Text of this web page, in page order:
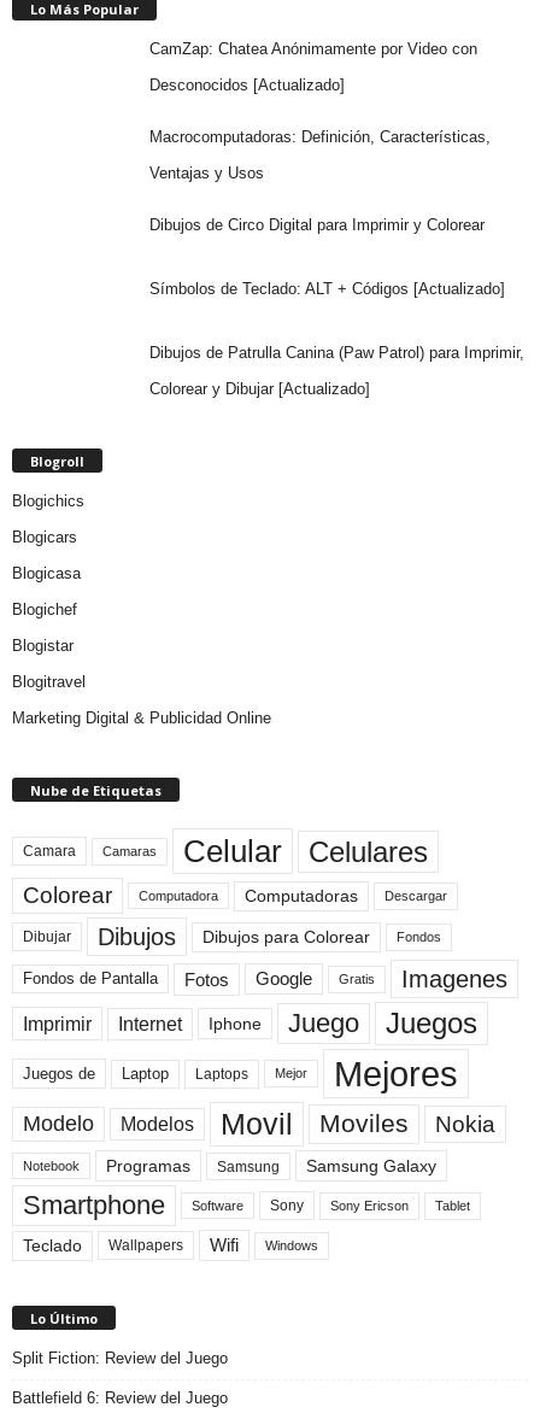
Lo Más Popular
CamZap: Chatea Anónimamente por Video con
Desconocidos [Actualizado]
Macrocomputadoras: Definición, Características,
Ventajas y Usos
Dibujos de Circo Digital para Imprimir y Colorear
Símbolos de Teclado: ALT + Códigos [Actualizado]
Dibujos de Patrulla Canina (Paw Patrol) para Imprimir,
Colorear y Dibujar [Actualizado]
Blogroll
Blogichics
Blogicars
Blogicasa
Blogichef
Blogistar
Blogitravel
Marketing Digital & Publicidad Online
Nube de Etiquetas
Camara Camaras Celular Celulares
Colorear Computadora Computadoras Descargar
Dibujar Dibujos Dibujos para Colorear Fondos
Fondos de Pantalla Fotos Google Gratis Imagenes
Imprimir Internet Iphone Juego Juegos
Juegos de Laptop Laptops Mejor Mejores
Modelo Modelos Movil Moviles Nokia
Notebook Programas Samsung Samsung Galaxy
Smartphone Software Sony Sony Ericson Tablet
Teclado Wallpapers Wifi Windows
Lo Último
Split Fiction: Review del Juego
Battlefield 6: Review del Juego